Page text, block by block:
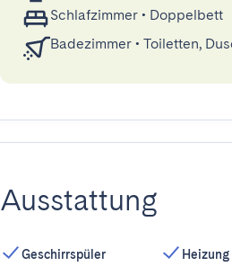
Schlafzimmer • Doppelbett
Badezimmer • Toiletten,
Ausstattung
Geschirrspüler
Heizung